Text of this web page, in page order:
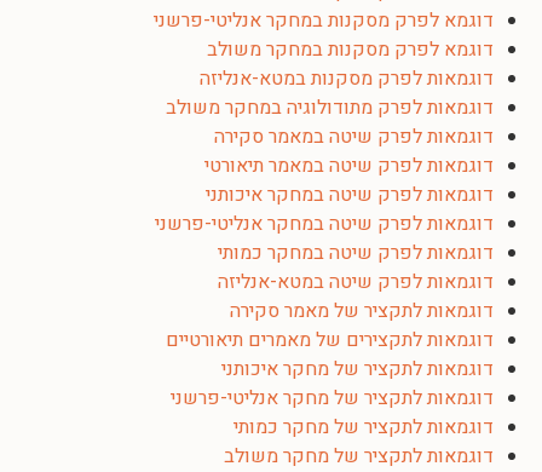
דוגמא לפרק מסקנות במחקר אנליטי-פרשני
דוגמא לפרק מסקנות במחקר משולב
דוגמאות לפרק מסקנות במטא-אנליזה
דוגמאות לפרק מתודולוגיה במחקר משולב
דוגמאות לפרק שיטה במאמר סקירה
דוגמאות לפרק שיטה במאמר תיאורטי
דוגמאות לפרק שיטה במחקר איכותני
דוגמאות לפרק שיטה במחקר אנליטי-פרשני
דוגמאות לפרק שיטה במחקר כמותי
דוגמאות לפרק שיטה במטא-אנליזה
דוגמאות לתקציר של מאמר סקירה
דוגמאות לתקצירים של מאמרים תיאורטיים
דוגמאות לתקציר של מחקר איכותני
דוגמאות לתקציר של מחקר אנליטי-פרשני
דוגמאות לתקציר של מחקר כמותי
דוגמאות לתקציר של מחקר משולב